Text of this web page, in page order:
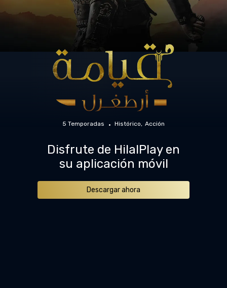
5 Temporadas Histórico Acción
Disfrute de HilalPlay en
su aplicación móvil
Descargar ahora